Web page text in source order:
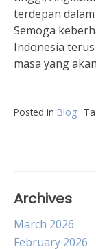
terdepan
Semoga
Indonesia
masa yang
Posted in Blog
Archives
March 2026
February 2026